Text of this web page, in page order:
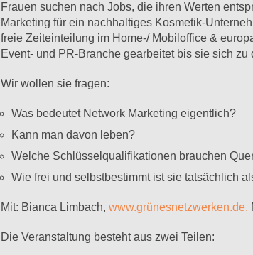
Frauen suchen nach Jobs, die ihren Werten
Marketing für ein nachhaltiges Kosmetik-
freie Zeiteinteilung im Home-/ Mobiloffice &
Event- und PR-Branche gearbeitet bis sie sich
Wir wollen sie fragen:
Was bedeutet Network Marketing eigentlich?
Kann man davon leben?
Welche Schlüsselqualifikationen brauchen
Wie frei und selbstbestimmt ist sie tatsächlich
Mit: Bianca Limbach, www.grünesnetzwerken.de,
Die Veranstaltung besteht aus zwei Teilen: